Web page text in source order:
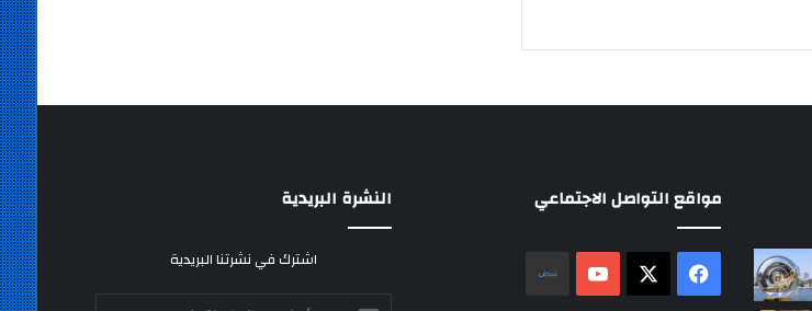
مواقع التواصل الاجتماعي
فيسبوك
‫X
‫YouTube
النشرة البريدية
اشترك في نشرتنا البريدية
أدخل